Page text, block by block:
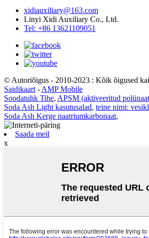
xidiauxiliary@163.com
Linyi Xidi Auxiliary Co., Ltd.
Tel: +86 13621109051
© Autoriõigus - 2010-2023 : Kõik õigused
Saidikaart - AMP Mobile
Soodatuhk Tihe, APSM (aktiveeritud
Soda Ash Light kasutusalad, teine ​​nimi:
Soda Ash Kerge naatriumkarbonaat,
Saada meil
x